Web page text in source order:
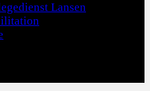
Lansen